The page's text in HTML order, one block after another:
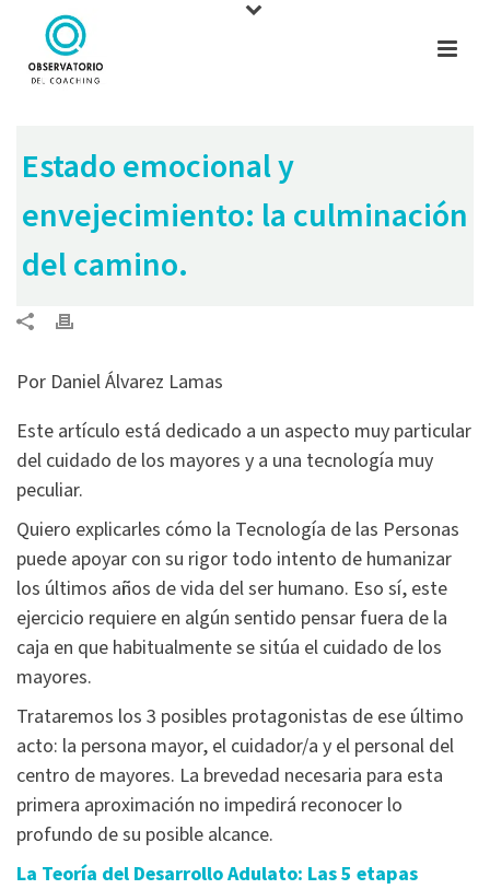
Estado emocional y
envejecimiento: la culminación
del camino.
Por Daniel Álvarez Lamas
Este artículo está dedicado a un aspecto muy particular
del cuidado de los mayores y a una tecnología muy
peculiar.
Quiero explicarles cómo la Tecnología de las Personas
puede apoyar con su rigor todo intento de humanizar
los últimos años de vida del ser humano. Eso sí, este
ejercicio requiere en algún sentido pensar fuera de la
caja en que habitualmente se sitúa el cuidado de los
mayores.
Trataremos los 3 posibles protagonistas de ese último
acto: la persona mayor, el cuidador/a y el personal del
centro de mayores. La brevedad necesaria para esta
primera aproximación no impedirá reconocer lo
profundo de su posible alcance.
La Teoría del Desarrollo Adulato: Las 5 etapas